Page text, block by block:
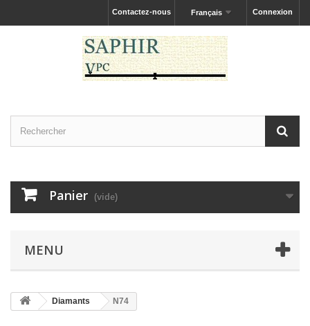
Connexion
Français
Contactez-nous
Panier (vide)
MENU
Diamants N74